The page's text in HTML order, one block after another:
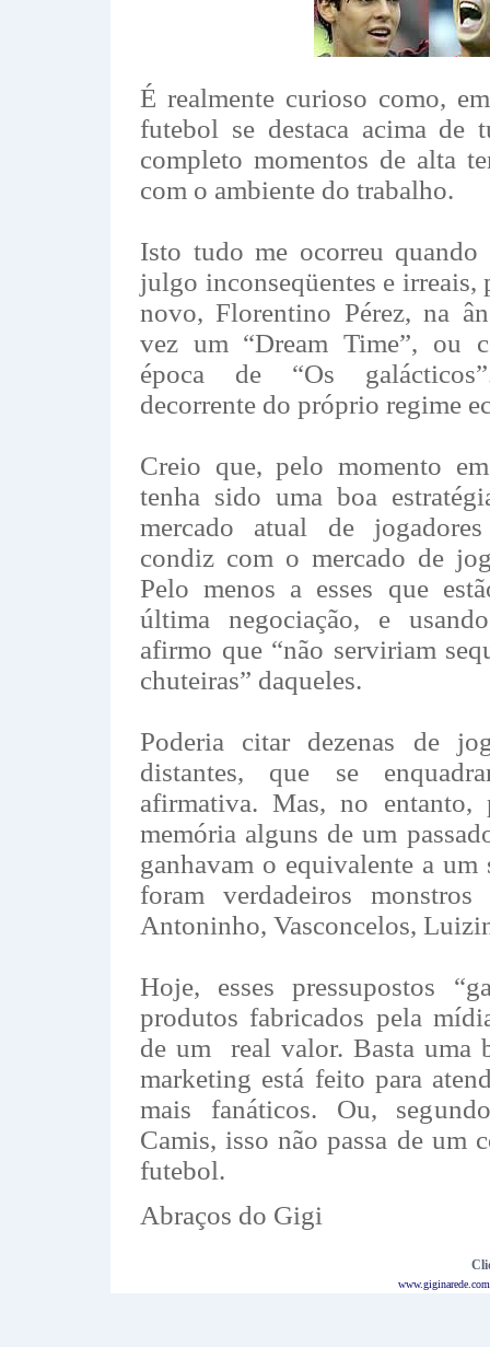
É realmente curioso como,
futebol se destaca acima de
completo momentos de alta
com o ambiente do trabalho.
Isto tudo me ocorreu quando
julgo inconseqüentes e irreais,
novo, Florentino Pérez, na
vez um “Dream Time”, ou
época de “Os
decorrente do próprio regime
Creio que, pelo momento
tenha sido uma boa
mercado atual de
condiz com o mercado de
Pelo menos a esses que
última negociação, e
afirmo que “não serviriam
chuteiras” daqueles.
Poderia citar dezenas de
distantes, que se
afirmativa. Mas, no entanto,
memória alguns de um
ganhavam o equivalente a
foram verdadeiros
Antoninho, Vasconcelos,
Hoje, esses pressupostos
produtos fabricados pela
de um real valor. Basta uma
marketing está feito para
mais fanáticos. Ou,
Camis, isso não passa de um
futebol.
Abraços do Gigi